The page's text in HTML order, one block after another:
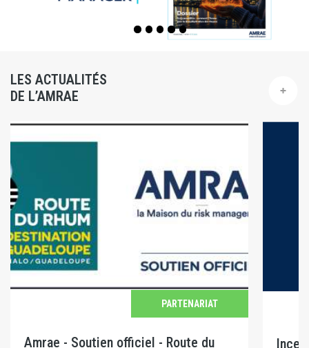
LES ACTUALITÉS
DE L’AMRAE
PARTENARIAT
Amrae - Soutien officiel - Route du